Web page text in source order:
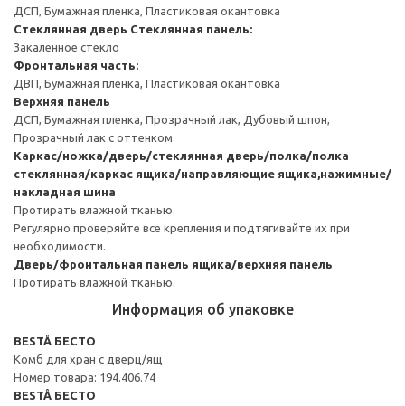
ДСП, Бумажная пленка, Пластиковая окантовка
Стеклянная дверь Стеклянная панель:
Закаленное стекло
Фронтальная часть:
ДВП, Бумажная пленка, Пластиковая окантовка
Верхняя панель
ДСП, Бумажная пленка, Прозрачный лак, Дубовый шпон,
Прозрачный лак с оттенком
Каркас/ножка/дверь/стеклянная дверь/полка/полка
стеклянная/каркас ящика/направляющие ящика,нажимные/
накладная шина
Протирать влажной тканью.
Регулярно проверяйте все крепления и подтягивайте их при
необходимости.
Дверь/фронтальная панель ящика/верхняя панель
Протирать влажной тканью.
Информация об упаковке
BESTÅ БЕСТО
Комб для хран с дверц/ящ
Номер товара: 194.406.74
BESTÅ БЕСТО